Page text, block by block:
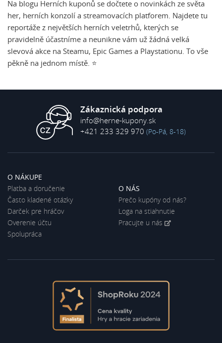
Na blogu Herních kuponů se dočtete o novinkách ze světa
her, herních konzolí a streamovacích platforem. Najdete tu
reportáže z největších herních veletrhů, kterých se
pravidelně účastníme a neunikne vám už žádná velká
slevová akce na Steamu, Epic Games a Playstationu. To vše
pěkně na jednom místě. ⭐
Zákaznická podpora
info@herne-kupony.sk
+421 233 329 970 (Po-Pá, 8-18)
O NÁKUPE
Platba a doručenie
Často kladené otázky
Darček pre hráčov
Overenie účtu
Spolupráca
O NÁS
Prečo kupóny od nás?
Loga na stiahnutie
Pracujte u nás